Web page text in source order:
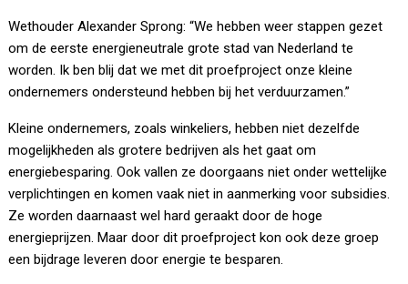
Wethouder Alexander Sprong: “We hebben weer stappen gezet
om de eerste energieneutrale grote stad van Nederland te
worden. Ik ben blij dat we met dit proefproject onze kleine
ondernemers ondersteund hebben bij het verduurzamen.”
Kleine ondernemers, zoals winkeliers, hebben niet dezelfde
mogelijkheden als grotere bedrijven als het gaat om
energiebesparing. Ook vallen ze doorgaans niet onder wettelijke
verplichtingen en komen vaak niet in aanmerking voor subsidies.
Ze worden daarnaast wel hard geraakt door de hoge
energieprijzen. Maar door dit proefproject kon ook deze groep
een bijdrage leveren door energie te besparen.